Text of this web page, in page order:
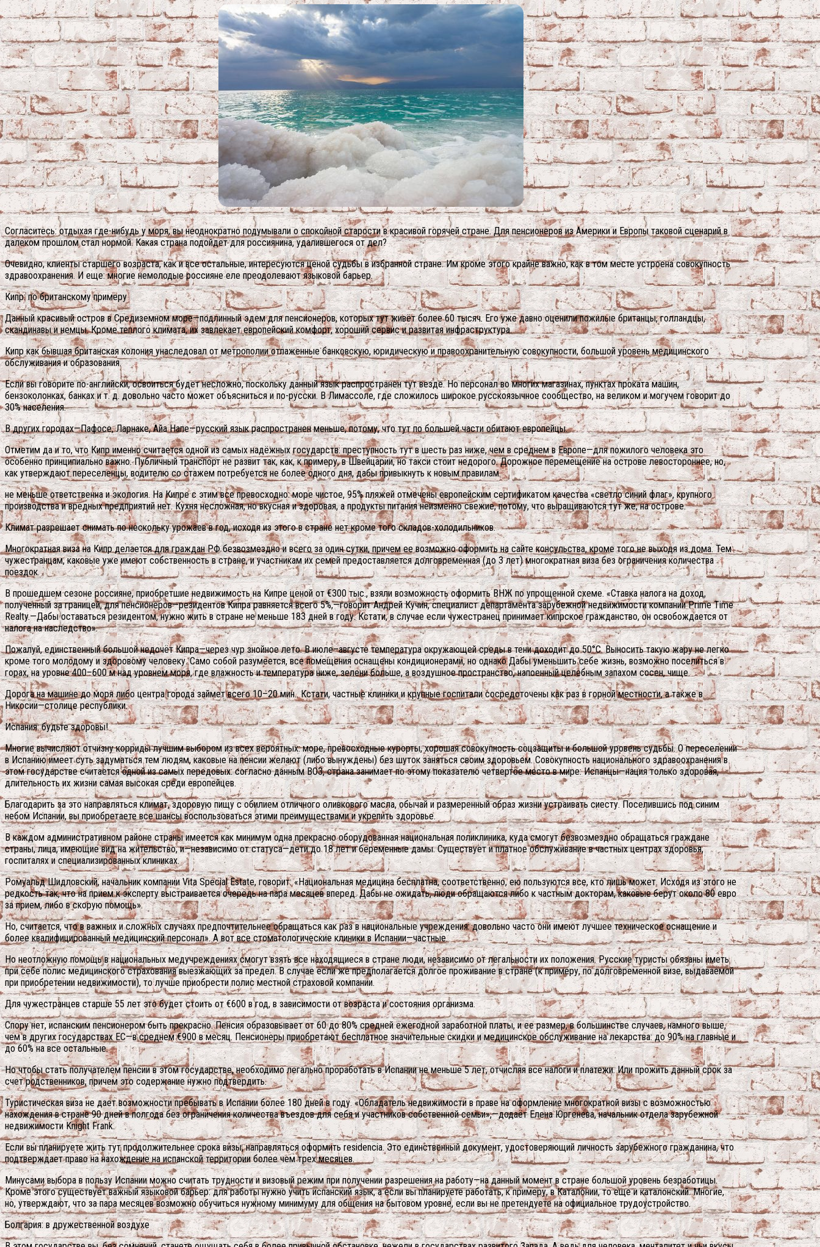
Согласитесь: отдыхая где-нибудь у моря, вы неоднократно подумывали о спокойной старости в красивой горячей стране. Для пенсионеров из Америки и Европы таковой сценарий в
далеком прошлом стал нормой. Какая страна подойдет для россиянина, удалившегося от дел?
Очевидно, клиенты старшего возраста, как и все остальные, интересуются ценой судьбы в избранной стране. Им кроме этого крайне важно, как в том месте устроена совокупность
здравоохранения. И еще: многие немолодые россияне еле преодолевают языковой барьер.
Кипр: по британскому примеру
Данный красивый остров в Средиземном море—подлинный эдем для пенсионеров, которых тут живёт более 60 тысяч. Его уже давно оценили пожилые британцы, голландцы,
скандинавы и немцы. Кроме теплого климата, их завлекает европейский комфорт, хороший сервис и развитая инфраструктура.
Кипр как бывшая британская колония унаследовал от метрополии отлаженные банковскую, юридическую и правоохранительную совокупности, большой уровень медицинского
обслуживания и образования.
Если вы говорите по-английски, освоиться будет несложно, поскольку данный язык распространен тут везде. Но персонал во многих магазинах, пунктах проката машин,
бензоколонках, банках и т. д. довольно часто может объясниться и по-русски. В Лимассоле, где сложилось широкое русскоязычное сообщество, на великом и могучем говорит до
30% населения.
В других городах—Пафосе, Ларнаке, Айа Напе—русский язык распространен меньше, потому, что тут по большей части обитают европейцы.
Отметим да и то, что Кипр именно считается одной из самых надёжных государств: преступность тут в шесть раз ниже, чем в среднем в Европе—для пожилого человека это
особенно принципиально важно. Публичный транспорт не развит так, как, к примеру, в Швейцарии, но такси стоит недорого. Дорожное перемещение на острове левостороннее, но,
как утверждают переселенцы, водителю со стажем потребуется не более одного дня, дабы привыкнуть к новым правилам.
не меньше ответственна и экология. На Кипре с этим все превосходно: море чистое, 95% пляжей отмечены европейским сертификатом качества «светло синий флаг», крупного
производства и вредных предприятий нет. Кухня несложная, но вкусная и здоровая, а продукты питания неизменно свежие, потому, что выращиваются тут же, на острове.
Климат разрешает снимать по нескольку урожаев в год, исходя из этого в стране нет кроме того складов-холодильников.
Многократная виза на Кипр делается для граждан РФ безвозмездно и всего за один сутки, причем ее возможно оформить на сайте консульства, кроме того не выходя из дома. Тем
чужестранцам, каковые уже имеют собственность в стране, и участникам их семей предоставляется долговременная (до 3 лет) многократная виза без ограничения количества
поездок.
В прошедшем сезоне россияне, приобретшие недвижимость на Кипре ценой от €300 тыс., взяли возможность оформить ВНЖ по упрощенной схеме. «Ставка налога на доход,
полученный за границей, для пенсионеров—резидентов Кипра равняется всего 5%,—говорит Андрей Кучин, специалист департамента зарубежной недвижимости компании Prime Time
Realty.—Дабы оставаться резидентом, нужно жить в стране не меньше 183 дней в году. Кстати, в случае если чужестранец принимает кипрское гражданство, он освобождается от
налога на наследство».
Пожалуй, единственный большой недочёт Кипра—через чур знойное лето. В июле–августе температура окружающей среды в тени доходит до 50°С. Выносить такую жару не легко
кроме того молодому и здоровому человеку. Само собой разумеется, все помещения оснащены кондиционерами, но однако Дабы уменьшить себе жизнь, возможно поселиться в
горах, на уровне 400–600 м над уровнем моря, где влажность и температура ниже, зелени больше, а воздушное пространство, напоенный целебным запахом сосен, чище.
Дорога на машине до моря либо центра города займет всего 10–20 мин.. Кстати, частные клиники и крупные госпитали сосредоточены как раз в горной местности, а также в
Никосии—столице республики.
Испания: будьте здоровы!
Многие вычисляют отчизну корриды лучшим выбором из всех вероятных: море, превосходные курорты, хорошая совокупность соцзащиты и большой уровень судьбы. О переселении
в Испанию имеет суть задуматься тем людям, каковые на пенсии желают (либо вынуждены) без шуток заняться своим здоровьем. Совокупность национального здравоохранения в
этом государстве считается одной из самых передовых: согласно данным ВОЗ, страна занимает по этому показателю четвертое место в мире: Испанцы—нация только здоровая,
длительность их жизни самая высокая среди европейцев.
Благодарить за это направляться климат, здоровую пищу с обилием отличного оливкового масла, обычай и размеренный образ жизни устраивать сиесту. Поселившись под синим
небом Испании, вы приобретаете все шансы воспользоваться этими преимуществами и укрепить здоровье.
В каждом административном районе страны имеется как минимум одна прекрасно оборудованная национальная поликлиника, куда смогут безвозмездно обращаться граждане
страны, лица, имеющие вид на жительство, и—независимо от статуса—дети до 18 лет и беременные дамы. Существует и платное обслуживание в частных центрах здоровья,
госпиталях и специализированных клиниках.
Ромуальд Шидловский, начальник компании Vita Special Estate, говорит: «Национальная медицина бесплатна, соответственно, ею пользуются все, кто лишь может. Исходя из этого не
редкость так, что на прием к эксперту выстраивается очередь на пара месяцев вперед. Дабы не ожидать, люди обращаются либо к частным докторам, каковые берут около 80 евро
за прием, либо в скорую помощь».
Но, считается, что в важных и сложных случаях предпочтительнее обращаться как раз в национальные учреждения: довольно часто они имеют лучшее техническое оснащение и
более квалифицированный медицинский персонал». А вот все стоматологические клиники в Испании—частные.
Но неотложную помощь в национальных медучреждениях смогут взять все находящиеся в стране люди, независимо от легальности их положения. Русские туристы обязаны иметь
при себе полис медицинского страхования выезжающих за предел. В случае если же предполагается долгое проживание в стране (к примеру, по долговременной визе, выдаваемой
при приобретении недвижимости), то лучше приобрести полис местной страховой компании.
Для чужестранцев старше 55 лет это будет стоить от €600 в год, в зависимости от возраста и состояния организма.
Спору нет, испанским пенсионером быть прекрасно. Пенсия образовывает от 60 до 80% средней ежегодной заработной платы, и ее размер, в большинстве случаев, намного выше,
чем в других государствах ЕС—в среднем €900 в месяц. Пенсионеры приобретают бесплатное значительные скидки и медицинское обслуживание на лекарства: до 90% на главные и
до 60% на все остальные.
Но чтобы стать получателем пенсии в этом государстве, необходимо легально проработать в Испании не меньше 5 лет, отчисляя все налоги и платежи. Или прожить данный срок за
счет родственников, причем это содержание нужно подтвердить.
Туристическая виза не дает возможности пребывать в Испании более 180 дней в году. «Обладатель недвижимости в праве на оформление многократной визы с возможностью
нахождения в стране 90 дней в полгода без ограничения количества въездов для себя и участников собственной семьи»,—додаёт Елена Юргенева, начальник отдела зарубежной
недвижимости Knight Frank.
Если вы планируете жить тут продолжительнее срока визы, направляться оформить residencia. Это единственный документ, удостоверяющий личность зарубежного гражданина, что
подтверждает право на нахождение на испанской территории более чем трех месяцев.
Минусами выбора в пользу Испании можно считать трудности и визовый режим при получении разрешения на работу—на данный момент в стране большой уровень безработицы.
Кроме этого существует важный языковой барьер: для работы нужно учить испанский язык, а если вы планируете работать, к примеру, в Каталонии, то еще и каталонский. Многие,
но, утверждают, что за пара месяцев возможно обучиться нужному минимуму для общения на бытовом уровне, если вы не претендуете на официальное трудоустройство.
Болгария: в дружественной воздухе